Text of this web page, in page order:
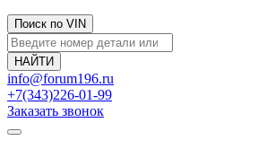
Поиск по VIN
info@forum196.ru
+7(343)226-01-99
Заказать звонок